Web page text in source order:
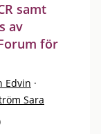
samt
av
för
Edvin ·
Sara